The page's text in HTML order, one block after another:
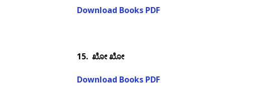
Download Books PDF
15. ಖೋ ಖೋ
Download Books PDF